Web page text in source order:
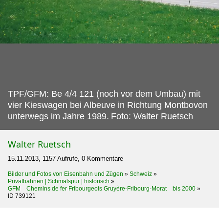
TPF/GFM: Be 4/4 121 (noch vor dem Umbau) mit
vier Kieswagen bei Albeuve in Richtung Montbovon
unterwegs im Jahre 1989. Foto: Walter Ruetsch
Walter Ruetsch
15.11.2013, 1157 Aufrufe, 0 Kommentare
Bilder und Fotos von Eisenbahn und Zügen » Schweiz »
Privatbahnen | Schmalspur | historisch »
GFM Chemins de fer Fribourgeois Gruyère-Fribourg-Morat bis 2000 »
ID 739121